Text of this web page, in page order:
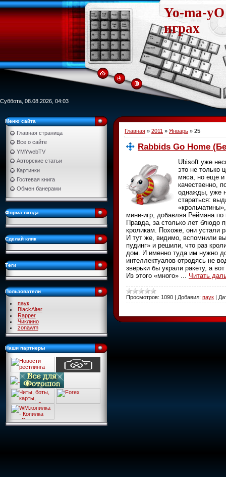
Yo-ma-
играх
Суббота, 08.08.2026, 04:03
Меню сайта
Главная страница
Все о сайте
YMYwebTV
Авторские статьи
Картинки
Гостевая книга
Обмен банерами
Форма входа
Сделай клик
Теги
Пользователи
паук
BlackAlter
Rapper
Чиклино
zonawm
Наши партнеры
Главная » 2011 » Январь » 25
Rabbids Go Home
Ubisoft уже
это не только
мяса, но еще и
качественно,
однажды, уже
стараться:
мини-игр, добавляя Реймана по
Правда, за столько лет блюдо
кроликам. Похоже, они устали
И тут же, видимо, вспомнили
пудинг» и решили, что раз
дом. И именно туда им нужно
интеллектуалов отродясь не
зверьки бы украли ракету, а
Из этого «много» ... Читать
Просмотров: 1090 | Добавил: паук |